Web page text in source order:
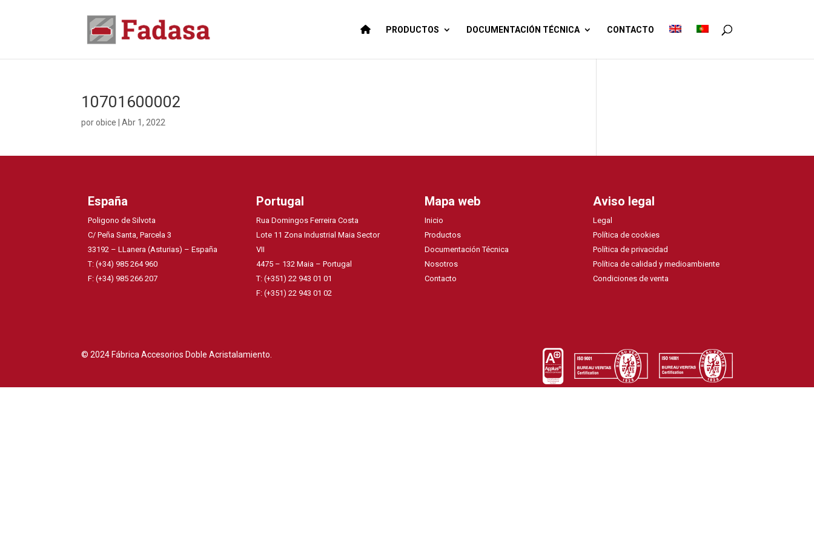
PRODUCTOS DOCUMENTACIÓN TÉCNICA CONTACTO
10701600002
porobice |Abr 1, 2022
España
Poligono de Silvota
C/ Peña Santa, Parcela 3
33192 – LLanera (Asturias) – España
T: (+34) 985 264 960
F: (+34) 985 266 207
Portugal
Rua Domingos Ferreira Costa
Lote 11 Zona Industrial Maia Sector
VII
4475 – 132 Maia – Portugal
T: (+351) 22 943 01 01
F: (+351) 22 943 01 02
Mapa web
Inicio
Productos
Documentación Técnica
Nosotros
Contacto
Aviso legal
Legal
Política de cookies
Política de privacidad
Política de calidad y medioambiente
Condiciones de venta
© 2024 Fábrica Accesorios Doble Acristalamiento.